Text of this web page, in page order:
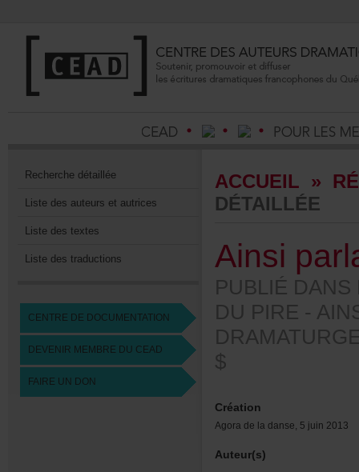
Recherchedétaillée
Listedesauteursetautrices
Listedestextes
Listedestraductions
CENTREDEDOCUMENTATION
DEVENIRMEMBREDUCEAD
FAIREUNDON
ACCUEIL »
DÉTAILLÉE
DUPIRE-
$
Création
Agoradeladanse,5juin2013
Auteur(s)